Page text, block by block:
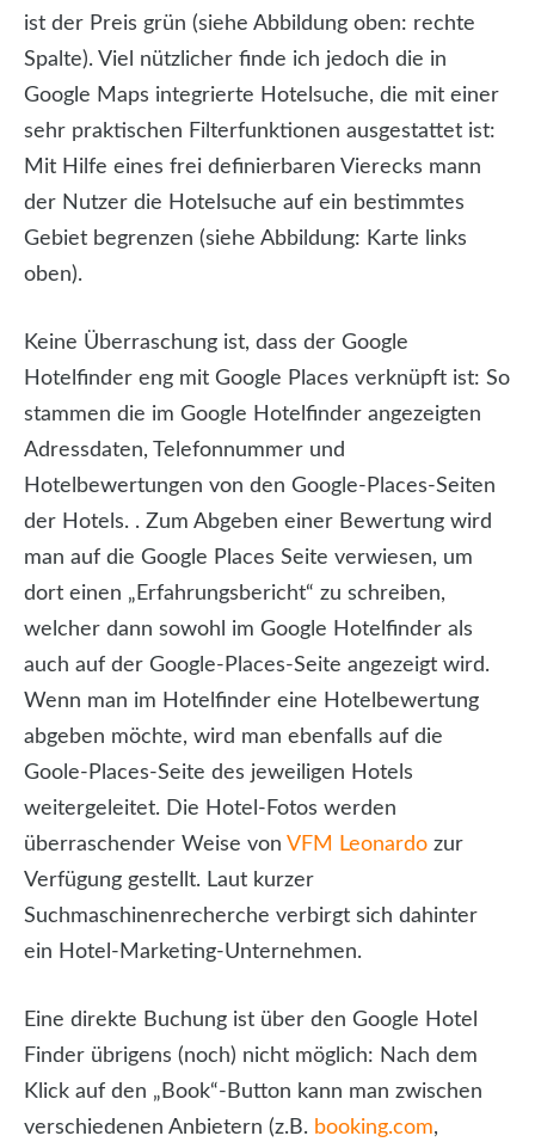
ist der Preis grün (siehe Abbildung oben: rechte
Spalte). Viel nützlicher finde ich jedoch die in
Google Maps integrierte Hotelsuche, die mit einer
sehr praktischen Filterfunktionen ausgestattet ist:
Mit Hilfe eines frei definierbaren Vierecks mann
der Nutzer die Hotelsuche auf ein bestimmtes
Gebiet begrenzen (siehe Abbildung: Karte links
oben).
Keine Überraschung ist, dass der Google
Hotelfinder eng mit Google Places verknüpft ist: So
stammen die im Google Hotelfinder angezeigten
Adressdaten, Telefonnummer und
Hotelbewertungen von den Google-Places-Seiten
der Hotels. . Zum Abgeben einer Bewertung wird
man auf die Google Places Seite verwiesen, um
dort einen „Erfahrungsbericht“ zu schreiben,
welcher dann sowohl im Google Hotelfinder als
auch auf der Google-Places-Seite angezeigt wird.
Wenn man im Hotelfinder eine Hotelbewertung
abgeben möchte, wird man ebenfalls auf die
Goole-Places-Seite des jeweiligen Hotels
weitergeleitet. Die Hotel-Fotos werden
überraschender Weise von VFM Leonardo zur
Verfügung gestellt. Laut kurzer
Suchmaschinenrecherche verbirgt sich dahinter
ein Hotel-Marketing-Unternehmen.
Eine direkte Buchung ist über den Google Hotel
Finder übrigens (noch) nicht möglich: Nach dem
Klick auf den „Book“-Button kann man zwischen
verschiedenen Anbietern (z.B. booking.com,